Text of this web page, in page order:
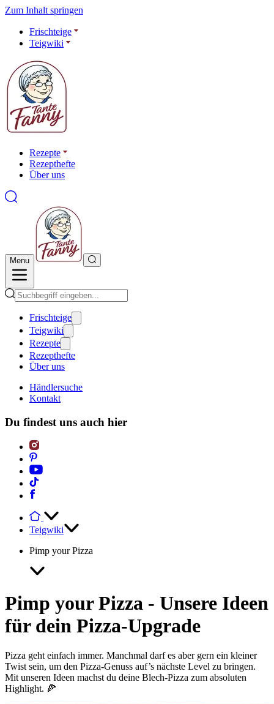
Zum Inhalt springen
Frischteige
Teigwiki
Rezepte
Rezepthefte
Über uns
Menu
Frischteige
Teigwiki
Rezepte
Rezepthefte
Über uns
Händlersuche
Kontakt
Du findest uns auch hier
Teigwiki
Pimp your Pizza
Pimp your Pizza - Unsere Ideen
für dein Pizza-Upgrade
Pizza geht einfach immer. Manchmal darf es aber gern ein kleiner
Twist sein, um den Pizza-Genuss auf’s nächste Level zu bringen.
Mit unseren Ideen machst du deine Blech-Pizza zum absoluten
Highlight. 🍕